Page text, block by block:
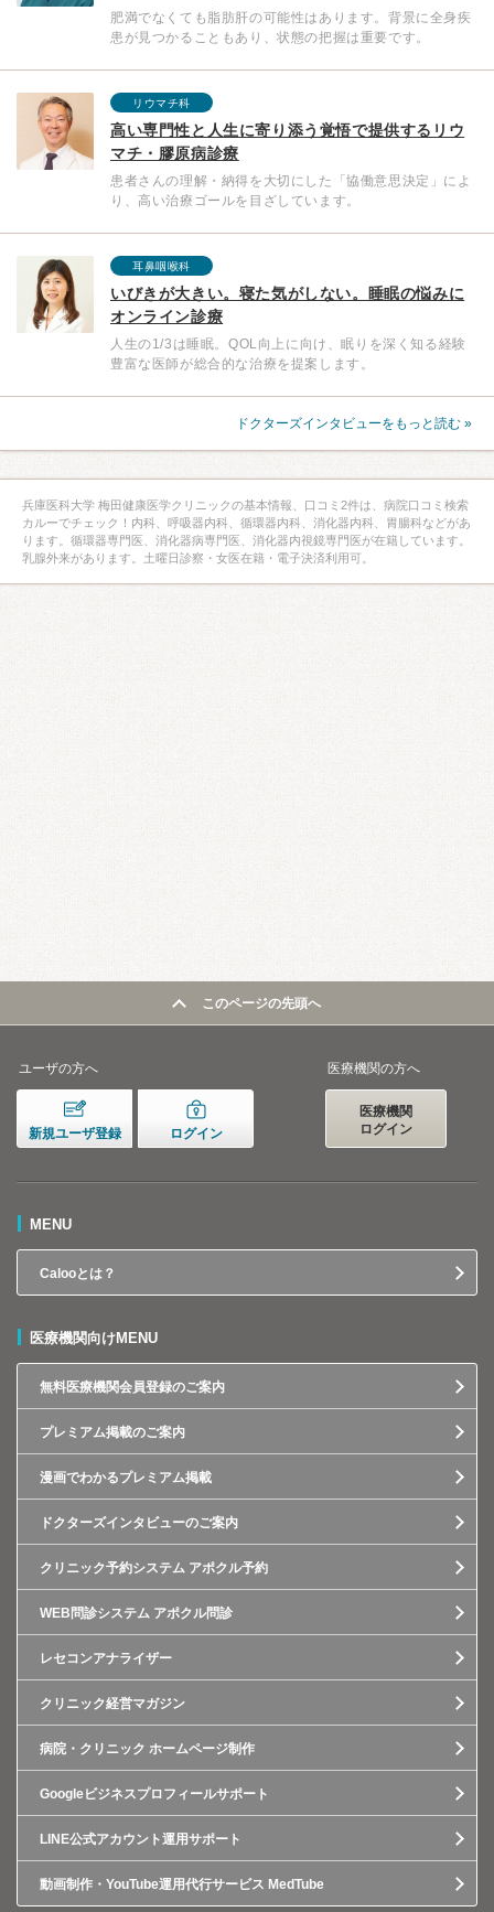
肥満でなくても脂肪肝の可能性はあります。背景に全身疾
患が見つかることもあり、状態の把握は重要です。
リウマチ科
高い専門性と人生に寄り添う覚悟で提供するリウ
マチ・膠原病診療
患者さんの理解・納得を大切にした「協働意思決定」によ
り、高い治療ゴールを目ざしています。
耳鼻咽喉科
いびきが大きい。寝た気がしない。睡眠の悩みに
オンライン診療
人生の1/3は睡眠。QOL向上に向け、眠りを深く知る経験
豊富な医師が総合的な治療を提案します。
ドクターズインタビューをもっと読む »
兵庫医科大学 梅田健康医学クリニックの基本情報、口コミ2件は、病院口コミ検索
カルーでチェック！内科、呼吸器内科、循環器内科、消化器内科、胃腸科などがあ
ります。循環器専門医、消化器病専門医、消化器内視鏡専門医が在籍しています。
乳腺外来があります。土曜日診察・女医在籍・電子決済利用可。
このページの先頭へ
ユーザの方へ
新規ユーザ登録 ログイン
医療機関の方へ
医療機関
ログイン
MENU
Calooとは？
医療機関向けMENU
無料医療機関会員登録のご案内
プレミアム掲載のご案内
漫画でわかるプレミアム掲載
ドクターズインタビューのご案内
クリニック予約システム アポクル予約
WEB問診システム アポクル問診
レセコンアナライザー
クリニック経営マガジン
病院・クリニック ホームページ制作
Googleビジネスプロフィールサポート
LINE公式アカウント運用サポート
動画制作・YouTube運用代行サービス MedTube